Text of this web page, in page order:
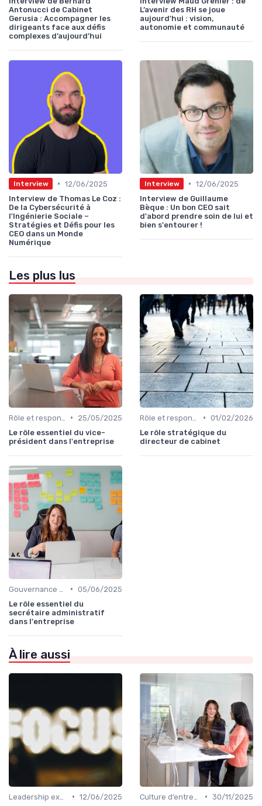
Antonucci de Cabinet
Gerusia : Accompagner les
dirigeants face aux défis
complexes d’aujourd’hui
L’avenir des RH se joue
aujourd'hui : vision,
autonomie et communauté
Interview • 12/06/2025
Interview de Thomas Le Coz :
De la Cybersécurité à
l'Ingénierie Sociale –
Stratégies et Défis pour les
CEO dans un Monde
Numérique
Interview • 12/06/2025
Interview de Guillaume
Bèque : Un bon CEO sait
d'abord prendre soin de lui et
bien s'entourer !
Les plus lus
•
25/05/2025
Le rôle essentiel du vice-
président dans l'entreprise
• 01/02/2026
Le rôle stratégique du
directeur de cabinet
• 05/06/2025
Le rôle essentiel du
secrétaire administratif
dans l'entreprise
À lire aussi
• 12/06/2025
• 30/11/2025